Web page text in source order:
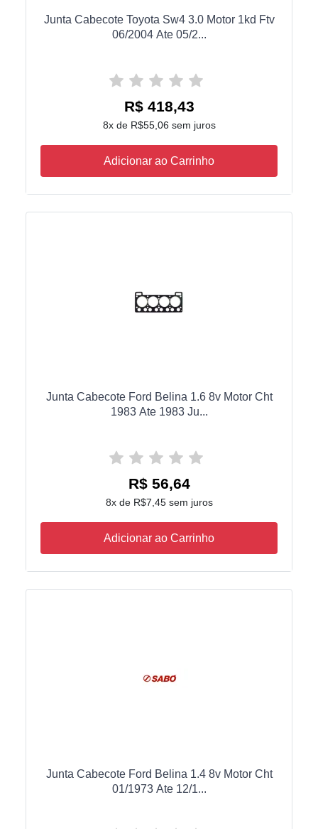
Junta Cabecote Toyota Sw4 3.0 Motor 1kd Ftv
06/2004 Ate 05/2...
R$ 418,43
8x de R$55,06 sem juros
Adicionar ao Carrinho
Junta Cabecote Ford Belina 1.6 8v Motor Cht
1983 Ate 1983 Ju...
R$ 56,64
8x de R$7,45 sem juros
Adicionar ao Carrinho
Junta Cabecote Ford Belina 1.4 8v Motor Cht
01/1973 Ate 12/1...